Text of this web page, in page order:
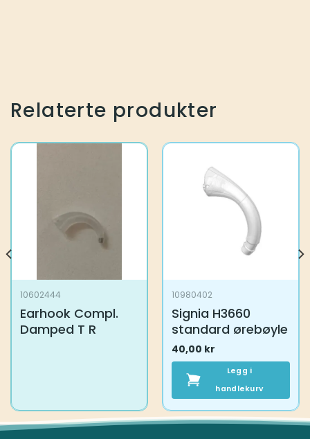
Relaterte produkter
10602444
Earhook Compl.
Damped T R
10980402
Signia H3660
standard ørebøyle
40,00 kr
Legg i
handlekurv